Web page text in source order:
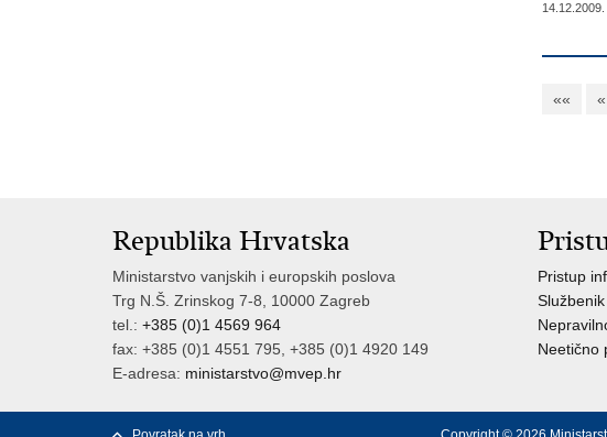
««
Republika Hrvatska
Ministarstvo vanjskih i europskih poslova
Trg N.Š. Zrinskog 7-8, 10000 Zagreb
tel.: +385 (0)1 4569 964
fax: +385 (0)1 4551 795, +385 (0)1 4920 149
E-adresa: ministarstvo@mvep.hr
Pristup
Neetično